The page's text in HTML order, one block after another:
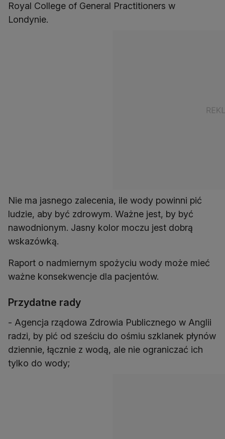
Royal College of General Practitioners w
Londynie.
Nie ma jasnego zalecenia, ile wody powinni pić
ludzie, aby być zdrowym. Ważne jest, by być
nawodnionym. Jasny kolor moczu jest dobrą
wskazówką.
Raport o nadmiernym spożyciu wody może mieć
ważne konsekwencje dla pacjentów.
Przydatne rady
- Agencja rządowa Zdrowia Publicznego w Anglii
radzi, by pić od sześciu do ośmiu szklanek płynów
dziennie, łącznie z wodą, ale nie ograniczać ich
tylko do wody;